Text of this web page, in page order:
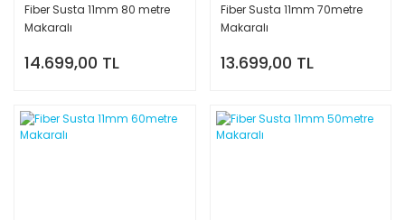
Fiber Susta 11mm 80 metre
Makaralı
14.699,00 TL
Fiber Susta 11mm 70metre
Makaralı
13.699,00 TL